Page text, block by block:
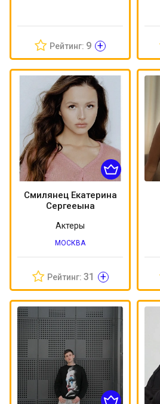
Рейтинг: 9 +
Смилянец Екатерина
Сергееына
Актеры
МОСКВА
Рейтинг: 31 +